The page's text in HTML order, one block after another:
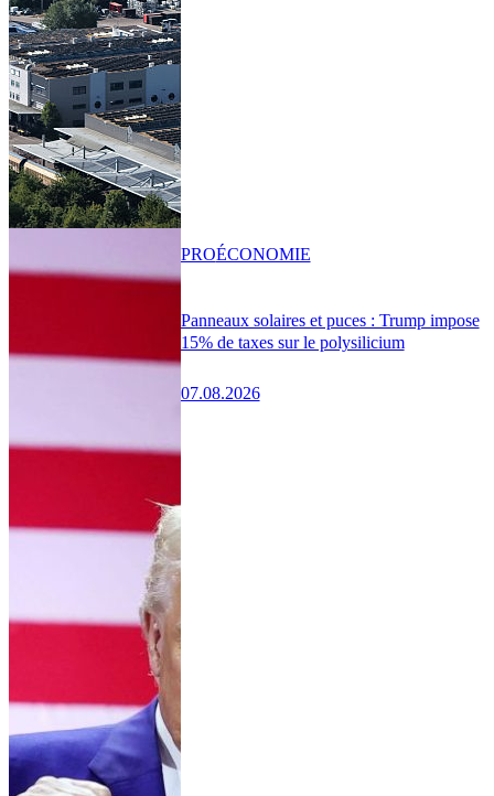
Panneaux solaires et puces : Trump impose
15% de taxes sur le polysilicium
07.08.2026
PROÉCONOMIE